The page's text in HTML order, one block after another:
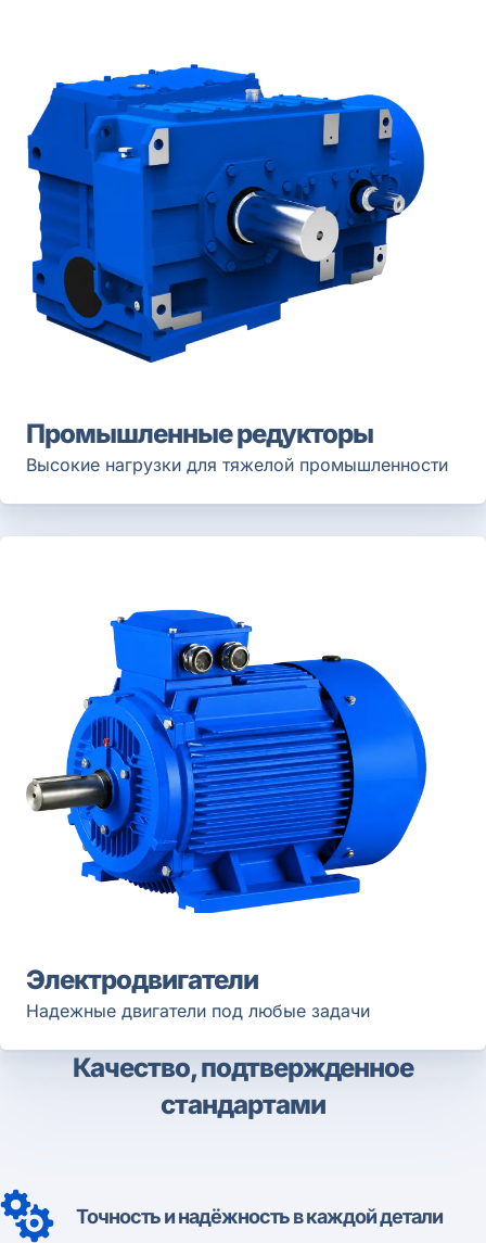
Промышленные редукторы
Высокие нагрузки для тяжелой промышленности
Электродвигатели
Надежные двигатели под любые задачи
Качество, подтвержденное
стандартами
Точность и надёжность в каждой детали